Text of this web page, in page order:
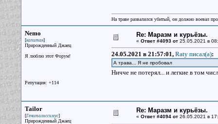
На траве развалился убитый, он должно воевал
Nemo
[капитан]
Прирожденный Джаец
Я люблю этот Форум!
Репутация: +114
Re: Маразм и курьёзы.
« Ответ #4093 от25.05.2021 в
24.05.2021 в 21:57:01, Raty писал(a):
А трава... Я не пробовал
Ничче не потерял... и легкие в том
Tailor
[Гениталиссимус]
Прирожденный Джаец
Re: Маразм и курьёзы.
« Ответ #4094 от26.05.2021 в